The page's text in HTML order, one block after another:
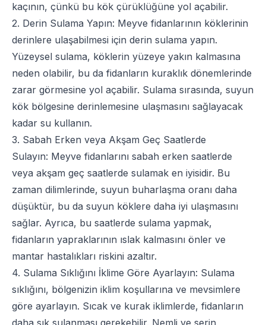
kaçının, çünkü bu kök çürüklüğüne yol açabilir.
2. Derin Sulama Yapın: Meyve fidanlarının köklerinin
derinlere ulaşabilmesi için derin sulama yapın.
Yüzeysel sulama, köklerin yüzeye yakın kalmasına
neden olabilir, bu da fidanların kuraklık dönemlerinde
zarar görmesine yol açabilir. Sulama sırasında, suyun
kök bölgesine derinlemesine ulaşmasını sağlayacak
kadar su kullanın.
3. Sabah Erken veya Akşam Geç Saatlerde
Sulayın: Meyve fidanlarını sabah erken saatlerde
veya akşam geç saatlerde sulamak en iyisidir. Bu
zaman dilimlerinde, suyun buharlaşma oranı daha
düşüktür, bu da suyun köklere daha iyi ulaşmasını
sağlar. Ayrıca, bu saatlerde sulama yapmak,
fidanların yapraklarının ıslak kalmasını önler ve
mantar hastalıkları riskini azaltır.
4. Sulama Sıklığını İklime Göre Ayarlayın: Sulama
sıklığını, bölgenizin iklim koşullarına ve mevsimlere
göre ayarlayın. Sıcak ve kurak iklimlerde, fidanların